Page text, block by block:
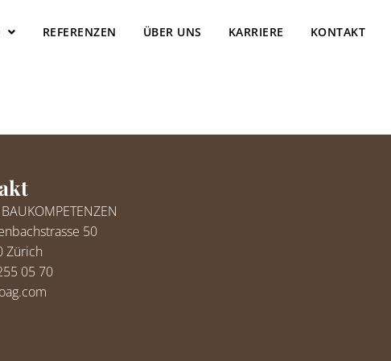
REFERENZEN ÜBER UNS KARRIERE KONTAKT
50
Zürich
05 70